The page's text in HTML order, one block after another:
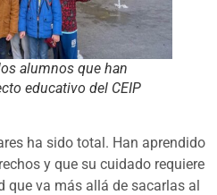
alumnos que han
educativo del CEIP
ha sido total. Han aprendido
y que su cuidado requiere
que va más allá de sacarlas al